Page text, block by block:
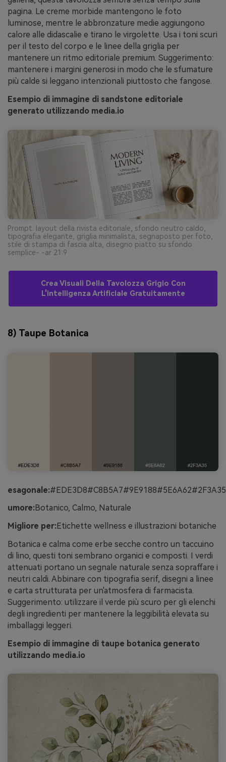
pagina. Le creme morbide mantengono le foto
luminose, mentre le abbronzature medie aggiungono
calore alle didascalie e tirano le virgolette. Usa i toni scuri
per il testo del corpo e le linee della griglia per
mantenere un ritmo editoriale premium. Suggerimento:
mantenere i margini generosi in modo che le sfumature
più calde si leggano intenzionali piuttosto che fangose.
Esempio di immagine di sandstone editoriale
generato utilizzando media.io
Prompt: layout della rivista editoriale, sfondo neutro caldo,
tipografia elegante, griglia minimalista, segnaposto per foto,
stile di stampa di fascia alta, disegno piatto su sfondo
semplice- -ar 21:9
Crea Visuali Della Tavolozza Grigio Con
L'intelligenza Artificiale Gratuitamente
8) Taupe Botanica
esagonale:#EDE3D8#C8B5A7#9E9188#5E6A62#2F3A35
umore:Botanico, Calmo, Naturale
Migliore per:Etichette wellness e illustrazioni botaniche
Botanica e calma come erbe secche contro un taccuino
di lino, questi toni sembrano organici e composti. I verdi
attenuati portano un segnale naturale senza sopraffare i
neutri caldi. Abbinare con tipografia serif, disegni a linee
e carta strutturata per un'atmosfera di farmacista.
Suggerimento: utilizzare il verde più scuro per gli elenchi
degli ingredienti per mantenere la leggibilità elevata su
imballaggi leggeri.
Esempio di immagine di taupe botanica generato
utilizzando media.io